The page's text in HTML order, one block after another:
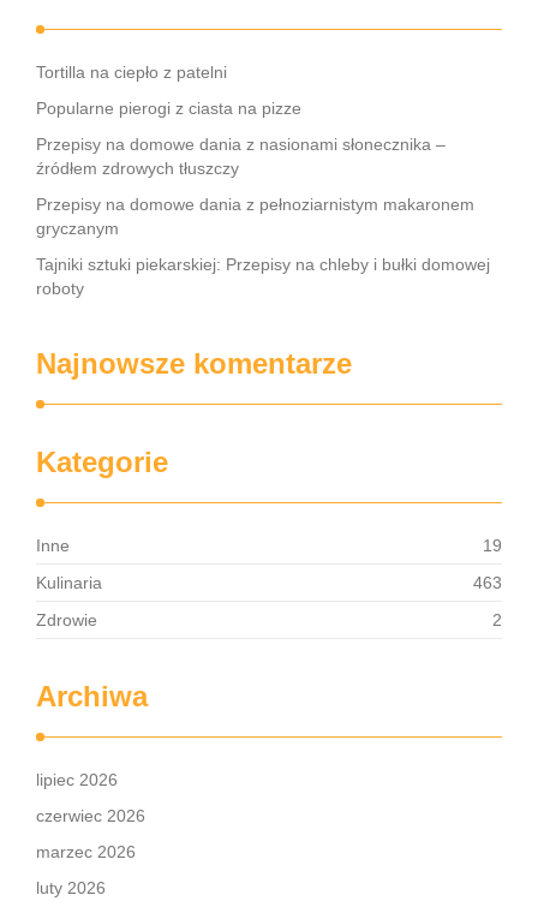
Tortilla na ciepło z patelni
Popularne pierogi z ciasta na pizze
Przepisy na domowe dania z nasionami słonecznika –
źródłem zdrowych tłuszczy
Przepisy na domowe dania z pełnoziarnistym makaronem
gryczanym
Tajniki sztuki piekarskiej: Przepisy na chleby i bułki domowej
roboty
Najnowsze komentarze
Kategorie
Inne
19
Kulinaria
463
Zdrowie
2
Archiwa
lipiec 2026
czerwiec 2026
marzec 2026
luty 2026